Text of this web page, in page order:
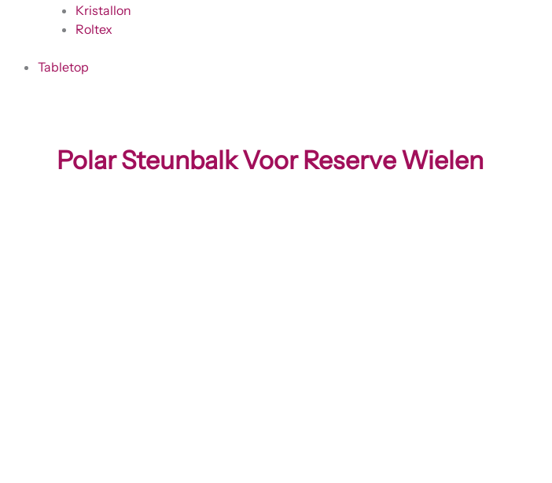
Kristallon
Roltex
Tabletop
Polar Steunbalk Voor Reserve Wielen